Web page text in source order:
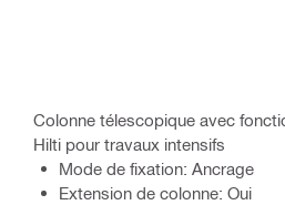
Colonne télescopique avec
Hilti pour travaux intensifs
Mode de fixation: Ancrage
Extension de colonne: Oui